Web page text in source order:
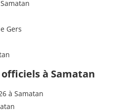
Gers
à Samatan
à Samatan